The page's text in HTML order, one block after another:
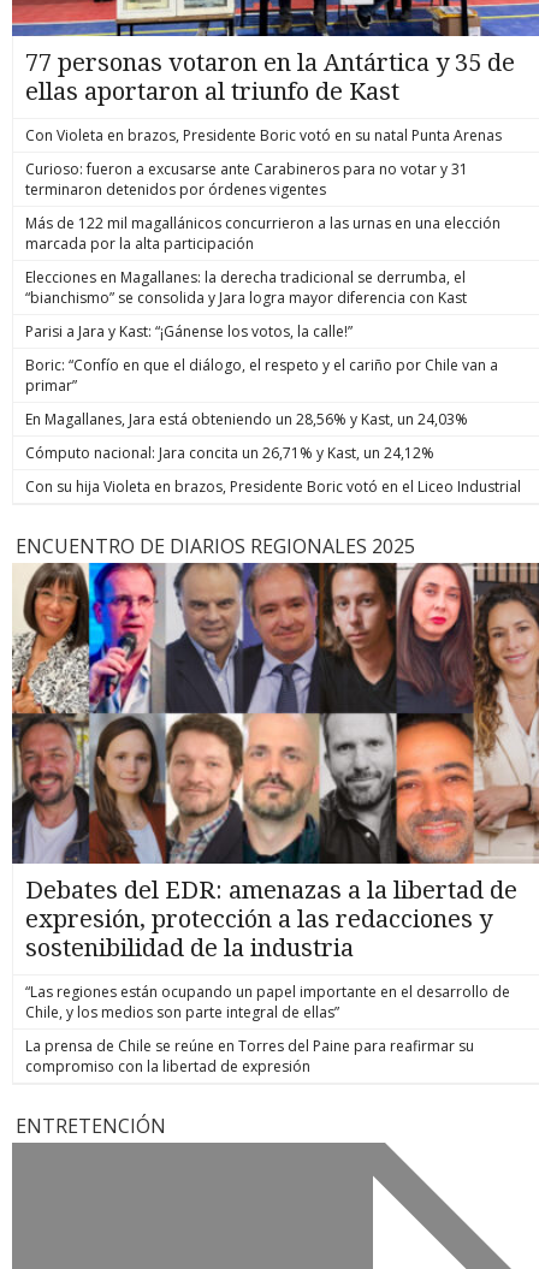
77 personas votaron en la Antártica y 35 de
ellas aportaron al triunfo de Kast
Con Violeta en brazos, Presidente Boric votó en su natal Punta Arenas
Curioso: fueron a excusarse ante Carabineros para no votar y 31
terminaron detenidos por órdenes vigentes
Más de 122 mil magallánicos concurrieron a las urnas en una elección
marcada por la alta participación
Elecciones en Magallanes: la derecha tradicional se derrumba, el
“bianchismo” se consolida y Jara logra mayor diferencia con Kast
Parisi a Jara y Kast: “¡Gánense los votos, la calle!”
Boric: “Confío en que el diálogo, el respeto y el cariño por Chile van a
primar”
En Magallanes, Jara está obteniendo un 28,56% y Kast, un 24,03%
Cómputo nacional: Jara concita un 26,71% y Kast, un 24,12%
Con su hija Violeta en brazos, Presidente Boric votó en el Liceo Industrial
ENCUENTRO DE DIARIOS REGIONALES 2025
Debates del EDR: amenazas a la libertad de
expresión, protección a las redacciones y
sostenibilidad de la industria
“Las regiones están ocupando un papel importante en el desarrollo de
Chile, y los medios son parte integral de ellas”
La prensa de Chile se reúne en Torres del Paine para reafirmar su
compromiso con la libertad de expresión
ENTRETENCIÓN